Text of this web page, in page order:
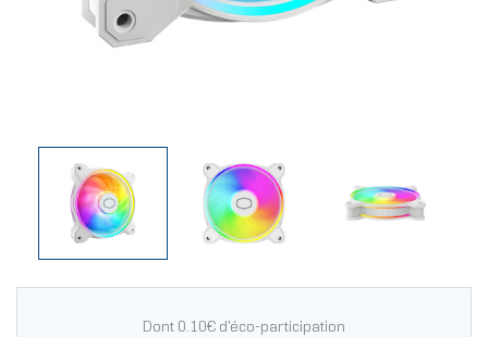
Dont 0.10€ d'éco-participation